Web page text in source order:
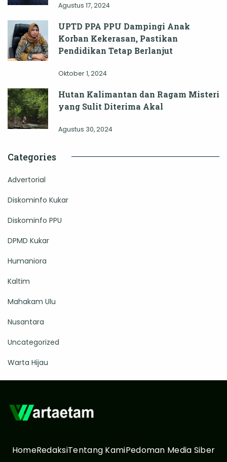
Agustus 17, 2024
UPTD PPA PPU Dampingi Anak
Korban Kekerasan, Pastikan
Pendidikan Tetap Berlanjut
Oktober 1, 2024
Hutan Kalimantan dan Ragam Misteri
yang Sulit Diterima Akal
Agustus 30, 2024
Categories
Advertorial
Diskominfo Kukar
Diskominfo PPU
DPMD Kukar
Humaniora
Kaltim
Mahakam Ulu
Nusantara
Uncategorized
Warta Hijau
HomeRedaksiTentang KamiPedoman Media Siber